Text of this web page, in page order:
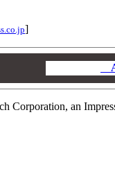
]
Corporation, an